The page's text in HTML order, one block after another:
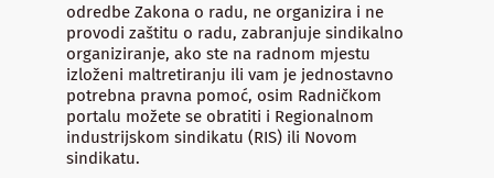
odredbe Zakona o radu, ne organizira i ne
provodi zaštitu o radu, zabranjuje sindikalno
organiziranje, ako ste na radnom mjestu
izloženi maltretiranju ili vam je jednostavno
potrebna pravna pomoć, osim Radničkom
portalu možete se obratiti i Regionalnom
industrijskom sindikatu (RIS) ili Novom
sindikatu.